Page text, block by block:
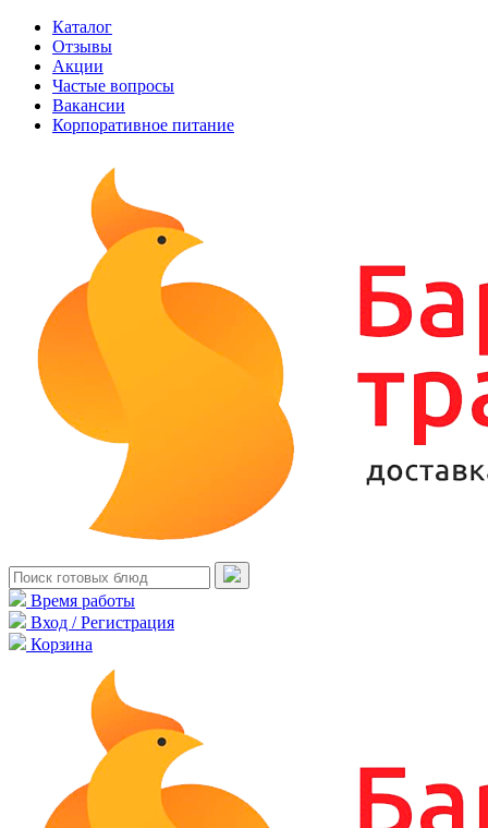
Каталог
Отзывы
Акции
Частые вопросы
Вакансии
Корпоративное питание
Время работы
Вход / Регистрация
Корзина